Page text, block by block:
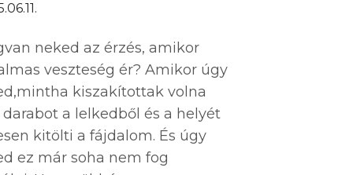
neked az érzés, amikor
veszteség ér? Amikor úgy
kiszakítottak volna
darabot a lelkedből és a helyét
kitölti a fájdalom. És úgy
ez már soha nem fog